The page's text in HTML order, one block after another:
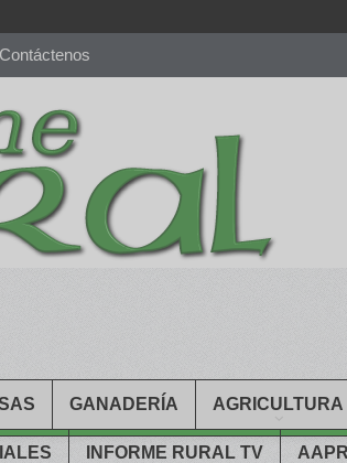
Contáctenos
watches for women.patekphilippe.to
GANADERÍA AGRICULTURA
INFORME RURAL TV